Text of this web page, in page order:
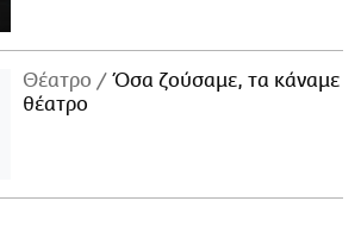
Θέατρο
Όσα ζούσαμε, τα κάναμε
θέατρο